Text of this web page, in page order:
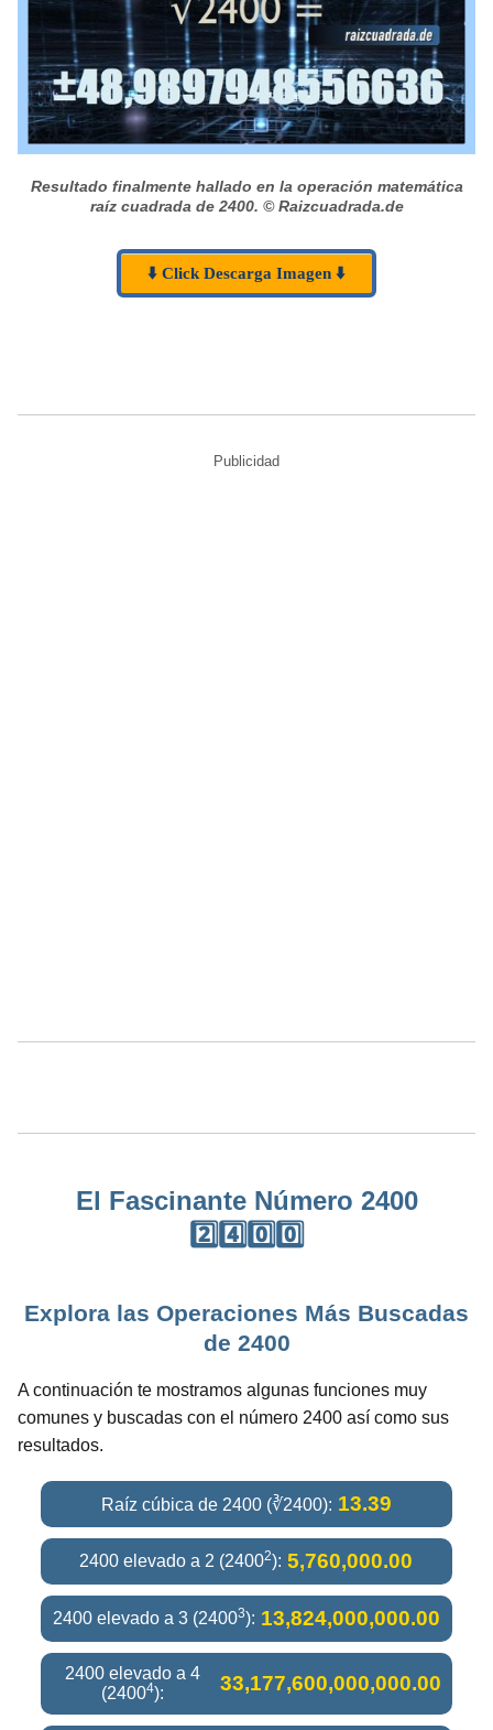
Resultado finalmente hallado en la operación matemática
raíz cuadrada de 2400. © Raizcuadrada.de
⬇️ Click Descarga Imagen ⬇️
Publicidad
El Fascinante Número 2400
2️⃣4️⃣0️⃣0️⃣
Explora las Operaciones Más Buscadas
de 2400
A continuación te mostramos algunas funciones muy
comunes y buscadas con el número 2400 así como sus
resultados.
Raíz cúbica de 2400 (∛2400): 13.39
2400 elevado a 2 (24002): 5,760,000.00
2400 elevado a 3 (24003): 13,824,000,000.00
2400 elevado a 4
(24004): 33,177,600,000,000.00